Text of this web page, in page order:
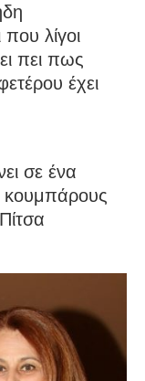
λίγοι
πει πως
έχει
σε ένα
κουμπάρους